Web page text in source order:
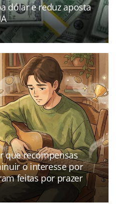
dólar e reduz aposta
que recompensas
o interesse por
feitas por prazer